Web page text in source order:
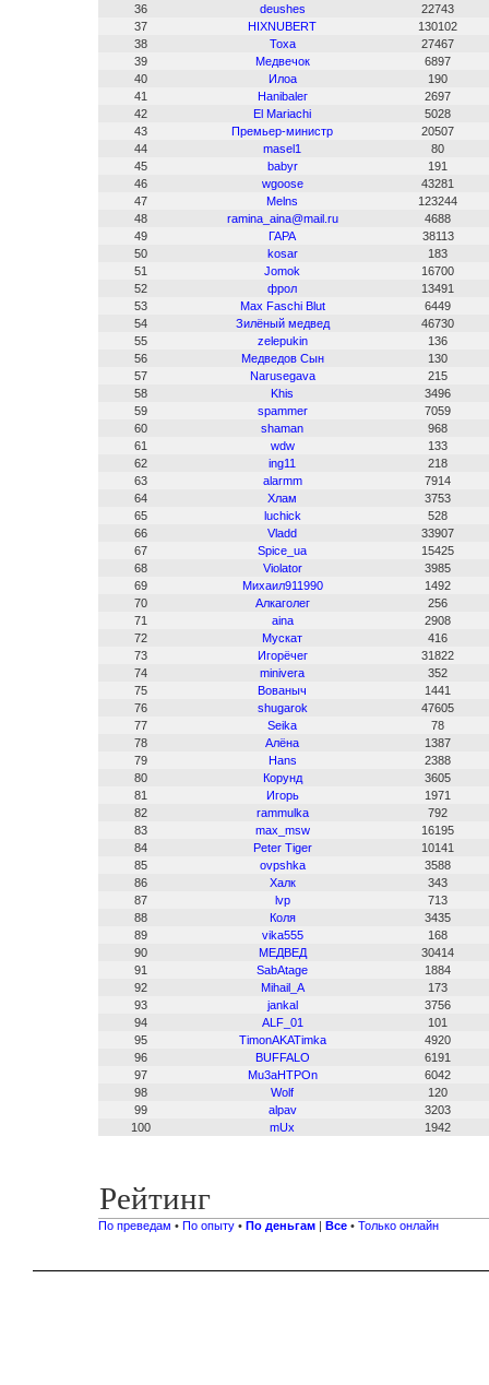
36
deushes
22743
37
HIXNUBERT
130102
38
Toxa
27467
39
Медвечок
6897
40
Илоа
190
41
Hanibalег
2697
42
El Mariachi
5028
43
Премьер-министр
20507
44
masel1
80
45
babyr
191
46
wgoose
43281
47
Melns
123244
48
ramina_aina@mail.ru
4688
49
ГАРА
38113
50
kosar
183
51
Jomok
16700
52
фрол
13491
53
Max Faschi Blut
6449
54
Зилёный медвед
46730
55
zelepukin
136
56
Медведов Сын
130
57
Narusegava
215
58
Khis
3496
59
spammer
7059
60
shaman
968
61
wdw
133
62
ing11
218
63
alarmm
7914
64
Хлам
3753
65
luchick
528
66
Vladd
33907
67
Spice_ua
15425
68
Violator
3985
69
Михаил911990
1492
70
Алкаголег
256
71
aina
2908
72
Мускат
416
73
Игорёчег
31822
74
minivera
352
75
Вованыч
1441
76
shugarok
47605
77
Seika
78
78
Алёна
1387
79
Hans
2388
80
Корунд
3605
81
Игорь
1971
82
rammulka
792
83
max_msw
16195
84
Peter Tiger
10141
85
ovpshka
3588
86
Халк
343
87
lvp
713
88
Коля
3435
89
vika555
168
90
МЕДВЕД
30414
91
SabAtage
1884
92
Mihail_A
173
93
jankal
3756
94
ALF_01
101
95
TimonAKATimka
4920
96
BUFFALO
6191
97
Mu3aHTPOn
6042
98
Wolf
120
99
alpav
3203
100
mUx 1942
Рейтинг
По преведам • По опыту • По деньгам | Все • Только онлайн